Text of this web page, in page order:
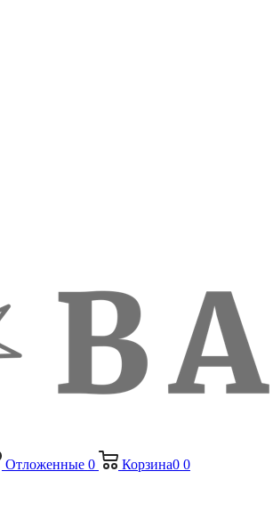
Отложенные 0 Корзина0 0